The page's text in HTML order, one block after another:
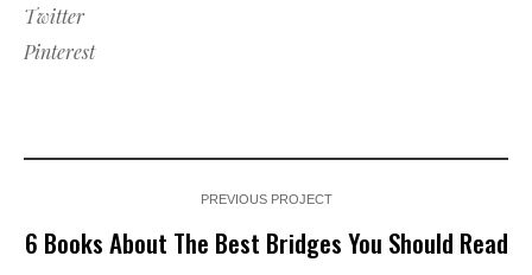
Twitter
Pinterest
PREVIOUS PROJECT
6 Books About The Best Bridges You Should Read